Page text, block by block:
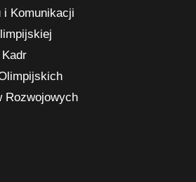
i Komunikacji
Kadr
Rozwojowych